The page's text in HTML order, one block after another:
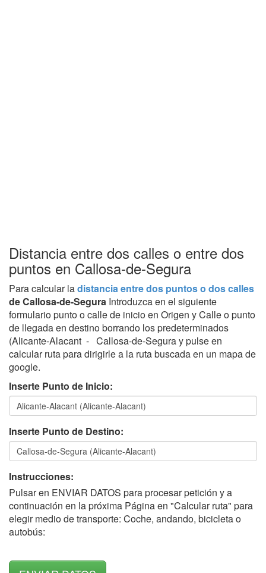
Distancia entre dos calles o entre dos
puntos en Callosa-de-Segura
Para calcular ladistancia entre dos puntos o dos calles
de Callosa-de-Segura Introduzca en el siguiente
formulario punto o calle de inicio en Origen y Calle o punto
de llegada en destino borrando los predeterminados
(Alicante-Alacant - Callosa-de-Segura y pulse en
calcular ruta para dirigirle a la ruta buscada en un mapa de
google.
Inserte Punto de Inicio:
Inserte Punto de Destino:
Instrucciones:
Pulsar en ENVIAR DATOS para procesar petición y a
continuación en la próxima Página en "Calcular ruta" para
elegir medio de transporte: Coche, andando, bicicleta o
autobús: